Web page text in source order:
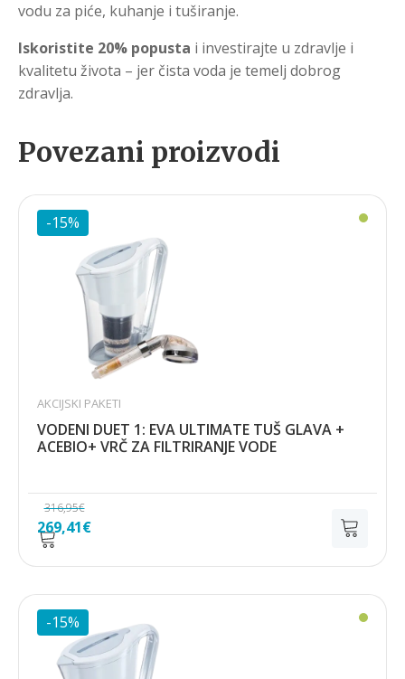
vodu za piće, kuhanje i tuširanje.
Iskoristite 20% popusta i investirajte u zdravlje i
kvalitetu života – jer čista voda je temelj dobrog
zdravlja.
Povezani proizvodi
-15%
316,95€
Izvorna
cijena
bila
je:
316,95€.
269,41€Trenutna
je:
269,41€.
AKCIJSKI PAKETI
VODENI DUET 1: EVA ULTIMATE TUŠ GLAVA +
ACEBIO+ VRČ ZA FILTRIRANJE VODE
-15%